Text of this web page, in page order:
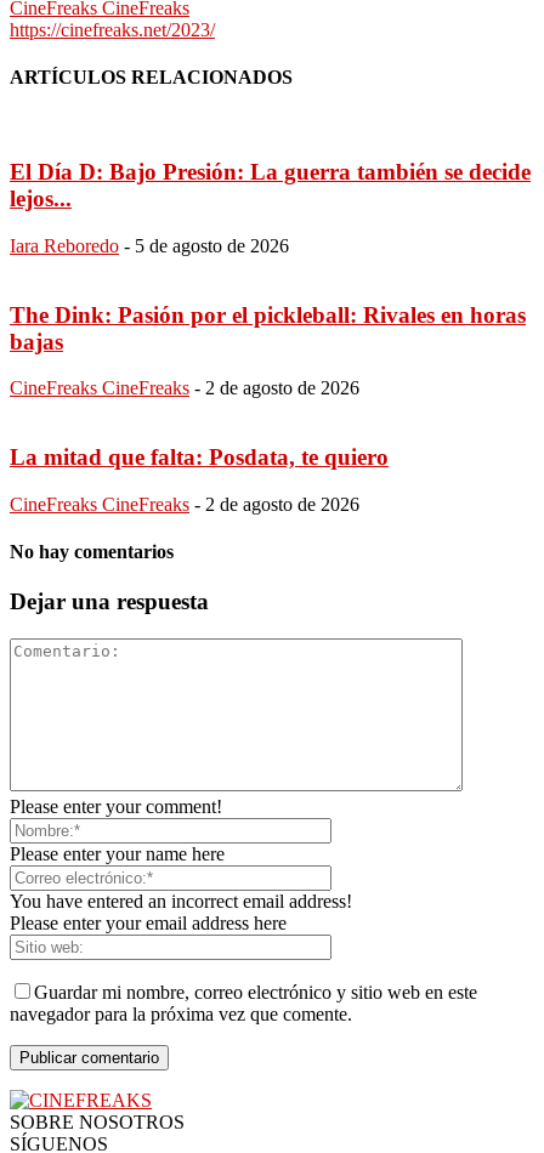
CineFreaks CineFreaks
https://cinefreaks.net/2023/
ARTÍCULOS RELACIONADOS
El Día D: Bajo Presión: La guerra también se decide
lejos...
Iara Reboredo - 5 de agosto de 2026
The Dink: Pasión por el pickleball: Rivales en horas
bajas
CineFreaks CineFreaks - 2 de agosto de 2026
La mitad que falta: Posdata, te quiero
CineFreaks CineFreaks - 2 de agosto de 2026
No hay comentarios
Dejar una respuesta
Please enter your comment!
Please enter your name here
You have entered an incorrect email address!
Please enter your email address here
Guardar mi nombre, correo electrónico y sitio web en este
navegador para la próxima vez que comente.
SOBRE NOSOTROS
SÍGUENOS